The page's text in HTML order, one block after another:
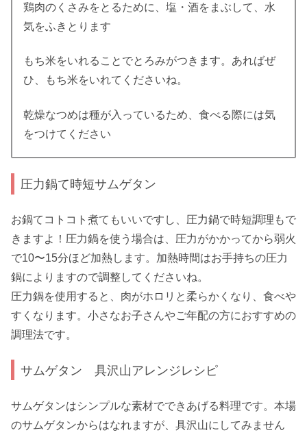
鶏肉のくさみをとるために、塩・酒をまぶして、水
気をふきとります
もち米をいれることでとろみがつきます。あればぜ
ひ、もち米をいれてくださいね。
乾燥なつめは種が入っているため、食べる際には気
をつけてください
圧力鍋て時短サムゲタン
お鍋てコトコト煮てもいいですし、圧力鍋で時短調理もで
きますよ！圧力鍋を使う場合は、圧力がかかってから弱火
で10〜15分ほど加熱します。加熱時間はお手持ちの圧力
鍋によりますので調整してくださいね。
圧力鍋を使用すると、肉がホロリと柔らかくなり、食べや
すくなります。小さなお子さんやご年配の方におすすめの
調理法です。
サムゲタン 具沢山アレンジレシピ
サムゲタンはシンプルな素材でできあげる料理です。本場
のサムゲタンからはなれますが、具沢山にしてみません